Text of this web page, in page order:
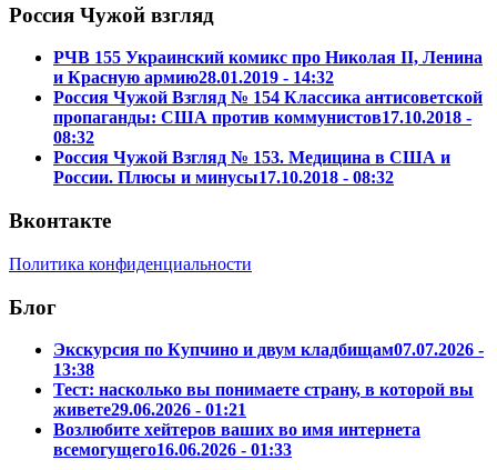
Россия Чужой взгляд
РЧВ 155 Украинский комикс про Николая II, Ленина
и Красную армию28.01.2019 - 14:32
Россия Чужой Взгляд № 154 Классика антисоветской
пропаганды: США против коммунистов17.10.2018 -
08:32
Россия Чужой Взгляд № 153. Медицина в США и
России. Плюсы и минусы17.10.2018 - 08:32
Вконтакте
Политика конфиденциальности
Блог
Экскурсия по Купчино и двум кладбищам07.07.2026 -
13:38
Тест: насколько вы понимаете страну, в которой вы
живете29.06.2026 - 01:21
Возлюбите хейтеров ваших во имя интернета
всемогущего16.06.2026 - 01:33